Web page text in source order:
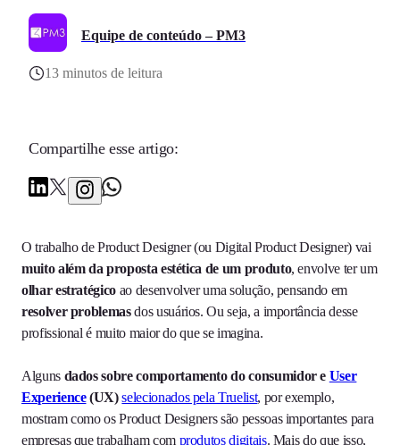
Equipe de conteúdo – PM3
13 minutos de leitura
Compartilhe esse artigo:
O trabalho de Product Designer (ou Digital Product Designer) vai
muito além da proposta estética de um produto, envolve ter um
olhar estratégico ao desenvolver uma solução, pensando em
resolver problemasdos usuários. Ou seja, a importância desse
profissional é muito maior do que se imagina.
Alguns dados sobre comportamento do consumidor e User
Experience (UX)selecionados pela Truelist, por exemplo,
mostram como os Product Designers são pessoas importantes para
empresas que trabalham com produtos digitais. Mais do que isso,